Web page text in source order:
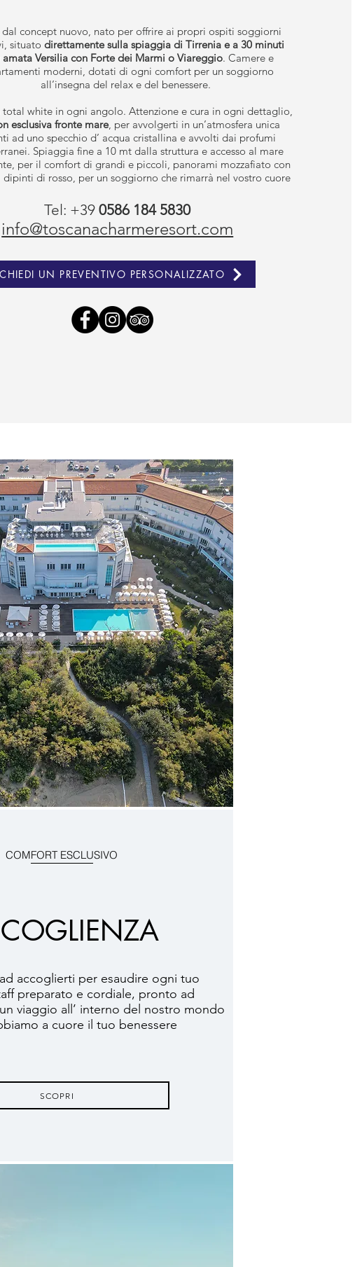
dal concept nuovo, nato per offrire ai propri ospiti soggiorni
situatodirettamente sulla spiaggia di Tirrenia e a 30 minuti
Versilia con Forte dei Marmi o Viareggio. Camere e
moderni, dotati di ogni comfort per un soggiorno
all’insegna del relax e del benessere.
total white in ogni angolo. Attenzione e cura in ogni dettaglio,
esclusiva fronte mare, per avvolgerti in un’atmosfera unica
ad uno specchio d’ acqua cristallina e avvolti dai profumi
Spiaggia fine a 10 mt dalla struttura e accesso al mare
per il comfort di grandi e piccoli, panorami mozzafiato con
di rosso, per un soggiorno che rimarrà nel vostro cuore
Tel: +390586 184 5830
info@toscanacharmeresort.com
UN PREVENTIVO PERSONALIZZATO
COMFORT ESCLUSIVO
accoglierti per esaudire ogni tuo
preparato e cordiale, pronto ad
viaggio all’ interno del nostro mondo
a cuore il tuo benessere
SCOPRI